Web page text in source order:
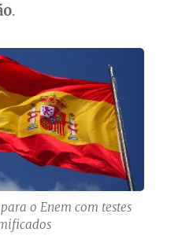
.
o Enem com testes